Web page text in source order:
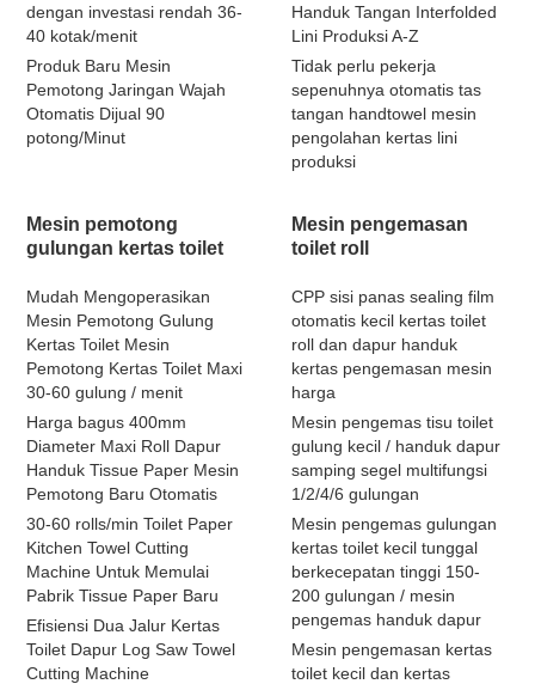
dengan investasi rendah 36-
40 kotak/menit
Produk Baru Mesin
Pemotong Jaringan Wajah
Otomatis Dijual 90
potong/Minut
Handuk Tangan Interfolded
Lini Produksi A-Z
Tidak perlu pekerja
sepenuhnya otomatis tas
tangan handtowel mesin
pengolahan kertas lini
produksi
Mesin pemotong
gulungan kertas toilet
Mudah Mengoperasikan
Mesin Pemotong Gulung
Kertas Toilet Mesin
Pemotong Kertas Toilet Maxi
30-60 gulung / menit
Harga bagus 400mm
Diameter Maxi Roll Dapur
Handuk Tissue Paper Mesin
Pemotong Baru Otomatis
30-60 rolls/min Toilet Paper
Kitchen Towel Cutting
Machine Untuk Memulai
Pabrik Tissue Paper Baru
Efisiensi Dua Jalur Kertas
Toilet Dapur Log Saw Towel
Cutting Machine
Mesin pengemasan
toilet roll
CPP sisi panas sealing film
otomatis kecil kertas toilet
roll dan dapur handuk
kertas pengemasan mesin
harga
Mesin pengemas tisu toilet
gulung kecil / handuk dapur
samping segel multifungsi
1/2/4/6 gulungan
Mesin pengemas gulungan
kertas toilet kecil tunggal
berkecepatan tinggi 150-
200 gulungan / mesin
pengemas handuk dapur
Mesin pengemasan kertas
toilet kecil dan kertas